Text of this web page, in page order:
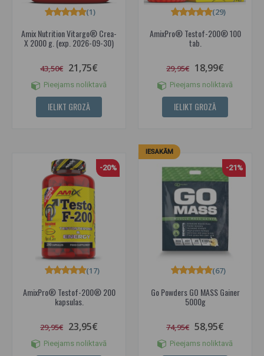
Amix Nutrition Vitargo® Crea-
X 2000 g. (exp. 2026-09-30)
(1)
43,50€ 21,75€
Pieejams noliktavā
IELIKT GROZĀ
AmixPro® Testof-200® 100
tab.
(29)
29,95€ 18,99€
Pieejams noliktavā
IELIKT GROZĀ
-20%
AmixPro® Testof-200® 200
kapsulas.
(17)
29,95€ 23,95€
Pieejams noliktavā
IESAKĀM
-21%
Go Powders GO MASS Gainer
5000g
(67)
74,95€ 58,95€
Pieejams noliktavā